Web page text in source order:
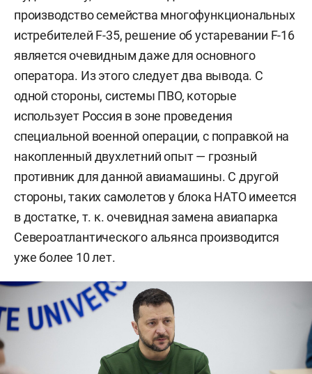
производство семейства многофункциональных
истребителей F-35, решение об устаревании F-16
является очевидным даже для основного
оператора. Из этого следует два вывода. С
одной стороны, системы ПВО, которые
использует Россия в зоне проведения
специальной военной операции, с поправкой на
накопленный двухлетний опыт — грозный
противник для данной авиамашины. С другой
стороны, таких самолетов у блока НАТО имеется
в достатке, т. к. очевидная замена авиапарка
Североатлантического альянса производится
уже более 10 лет.